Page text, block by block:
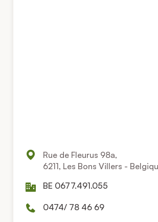
Rue de Fleurus 98a,
6211, Les Bons Villers -
BE 0677.491.055
0474/ 78 46 69